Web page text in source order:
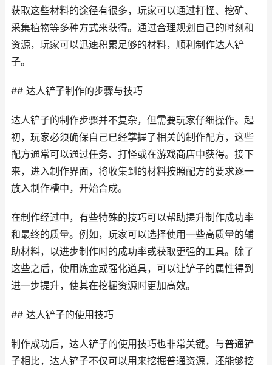
获取这些材料的途径有很多，玩家可以通过打怪、挖矿、
采集植物等多种方式来获得。通过合理规划自己的时刻和
资源，玩家可以迅速积累足够的材料，顺利制作达人铲
子。
## 达人铲子制作的步骤与技巧
达人铲子的制作步骤并不复杂，但需要玩家仔细操作。起
初，玩家必须确保自己已经掌握了相关的制作配方，这些
配方通常可以通过任务、打怪或在游戏商店中获得。接下
来，进入制作界面，将收集到的材料按照配方的要求逐一
放入制作槽中，开始合成。
在制作经过中，有些特殊的技巧可以帮助提升制作成功率
和最终的质量。例如，玩家可以选择使用一些高质量的辅
助材料，以进步制作时的成功率或获取更强的工具。除了
这些之后，使用炼金或强化道具，可以让铲子的属性得到
进一步提升，使其在挖掘资源时更加高效。
## 达人铲子的使用技巧
制作成功后，达人铲子的使用技巧也非常关键。与普通铲
子相比，达人铲子不仅可以用来挖掘普通资源，还能够挖